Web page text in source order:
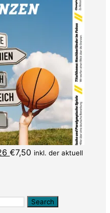
€7,50 inkl. der aktuell